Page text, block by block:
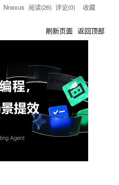
生产环
路径
架搭
建：初
目结
置环境
集成
用户认
证模
块：实
现注册/
登录接
口，密
无
Nnexus 阅读(26) 评论(0) 收藏
刷新页面 返回顶部